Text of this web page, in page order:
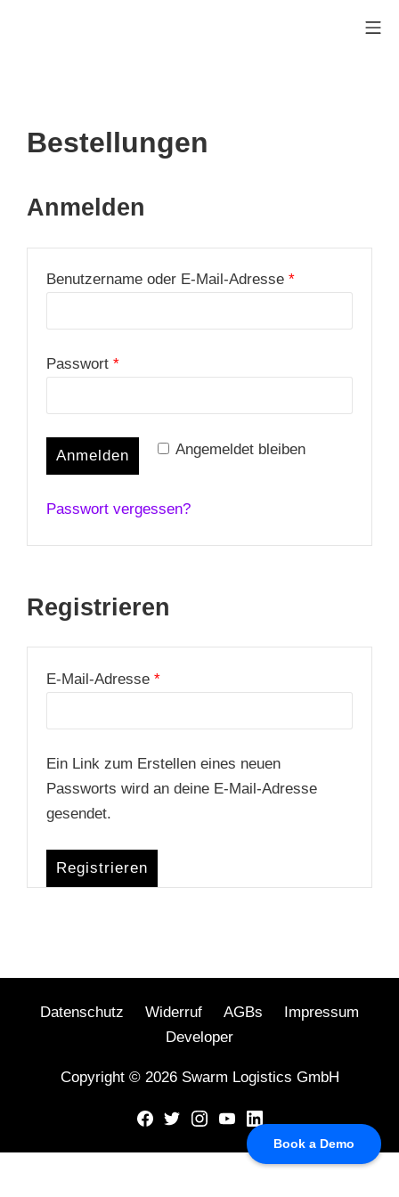
Book a Demo
Swarm Logistics
Bestellungen
Anmelden
Benutzername oder E-Mail-Adresse*Erforderlich
Passwort*Erforderlich
Angemeldet bleiben
Anmelden
Passwort vergessen?
Registrieren
E-Mail-Adresse*Erforderlich
Ein Link zum Erstellen eines neuen
Passworts wird an deine E-Mail-Adresse
gesendet.
Registrieren
Datenschutz Widerruf AGBs
Impressum
Developer
Copyright © 2026 Swarm Logistics GmbH
Facebook
TwitterInstagram
YoutubeLinkedIn